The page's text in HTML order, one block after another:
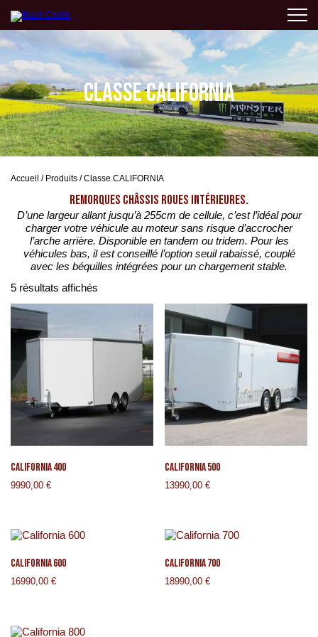
CLASSE CALIFORNIA
Accueil / Produits /Classe CALIFORNIA
REMORQUES CHÂSSIS ROUES INTÉRIEURES.
D’une largeur allant jusqu’à 255cm de cellule, c’est l’idéal pour
charger votre véhicule au moteur sans risque d’accrocher
l’arche arrière. Disponible en tandem ou tridem. Pour les
véhicules bas, il est conseillé l’option seuil rabaissé, couplé
avec les béquilles intégrées pour un chargement stable.
5 résultats affichés
CALIFORNIA 400
9990,00€
CALIFORNIA 500
13990,00€
CALIFORNIA 600
16990,00€
CALIFORNIA 700
18990,00€